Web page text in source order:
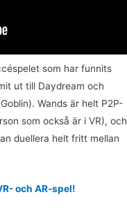
som har funnits
ut till Daydream och
Wands är helt P2P-
som också är i VR), och
duellera helt fritt mellan
och AR-spel!